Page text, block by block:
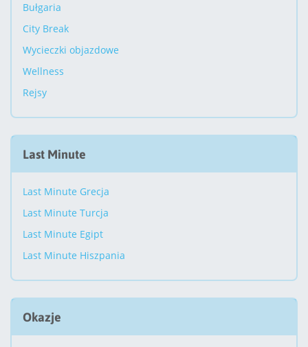
Bułgaria
City Break
Wycieczki objazdowe
Wellness
Rejsy
Last Minute
Last Minute Grecja
Last Minute Turcja
Last Minute Egipt
Last Minute Hiszpania
Okazje